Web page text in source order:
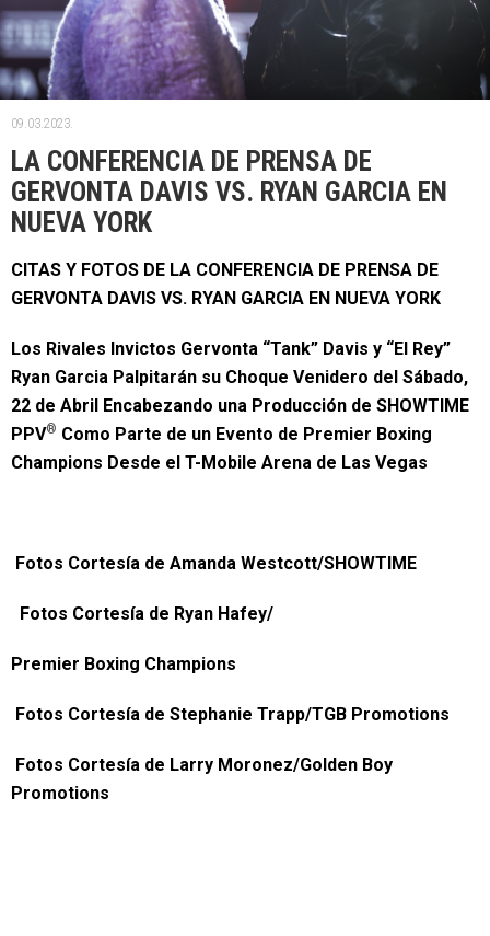
09.03.2023.
LA CONFERENCIA DE PRENSA DE
GERVONTA DAVIS VS. RYAN GARCIA EN
NUEVA YORK
CITAS Y FOTOS DE LA CONFERENCIA DE PRENSA DE
GERVONTA DAVIS VS. RYAN GARCIA EN NUEVA YORK
Los Rivales Invictos Gervonta “Tank” Davis y “El Rey”
Ryan Garcia Palpitarán su Choque Venidero del Sábado,
22 de Abril Encabezando una Producción de SHOWTIME
PPV® Como Parte de un Evento de Premier Boxing
Champions Desde el T-Mobile Arena de Las Vegas
Fotos Cortesía de Amanda Westcott/SHOWTIME
Fotos Cortesía de Ryan Hafey/
Premier Boxing Champions
Fotos Cortesía de Stephanie Trapp/TGB Promotions
Fotos Cortesía de Larry Moronez/Golden Boy
Promotions